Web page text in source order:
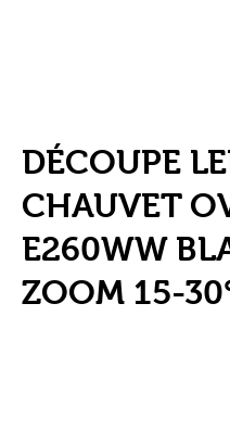
DÉCOUPE
CHAUVET
E260WW
ZOOM 15-